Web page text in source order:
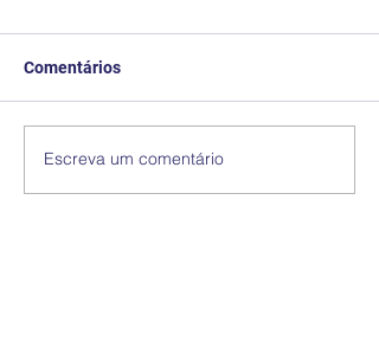
Comentários
Escreva um comentário